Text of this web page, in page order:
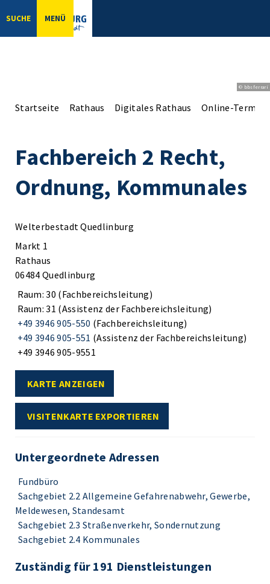
SUCHE MENÜ
© bbsferrari
Startseite Rathaus Digitales Rathaus Online-
Fachbereich 2 Recht,
Ordnung, Kommunales
Welterbestadt Quedlinburg
Markt 1
Rathaus
06484 Quedlinburg
Raum: 30 (Fachbereichsleitung)
Raum: 31 (Assistenz der Fachbereichsleitung)
+49 3946 905-550 (Fachbereichsleitung)
+49 3946 905-551 (Assistenz der Fachbereichsleitung)
+49 3946 905-9551
KARTE ANZEIGEN
VISITENKARTE EXPORTIEREN
Untergeordnete Adressen
Fundbüro
Sachgebiet 2.2 Allgemeine Gefahrenabwehr, Gewerbe,
Meldewesen, Standesamt
Sachgebiet 2.3 Straßenverkehr, Sondernutzung
Sachgebiet 2.4 Kommunales
Zuständig für 191 Dienstleistungen